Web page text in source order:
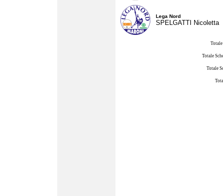
Lega Nord
SPELGATTI Nicoletta
Totale
Totale